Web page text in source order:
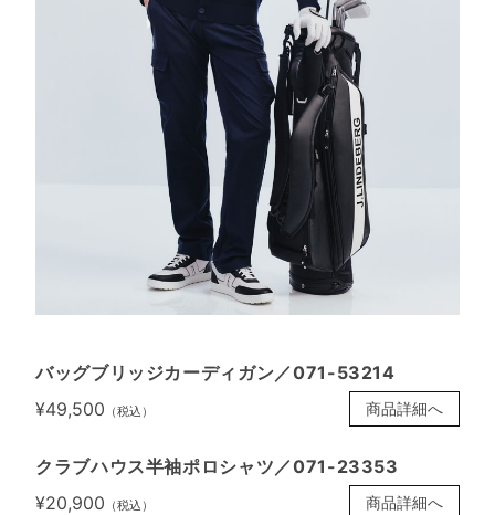
バッグブリッジカーディガン／071-53214
¥49,500 （税込） 商品詳細へ
クラブハウス半袖ポロシャツ／071-23353
¥20,900 （税込） 商品詳細へ